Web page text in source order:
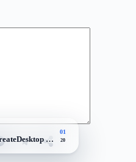
關掉，桌面就乾淨了
01
20